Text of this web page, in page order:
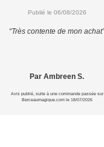
Publié le 06/08/2026
“Très contente de mon achat”
Par Ambreen S.
Avis publié, suite à une commande passée sur
Berceaumagique.com le 18/07/2026